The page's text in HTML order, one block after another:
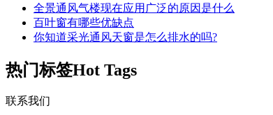
全景通风气楼现在应用广泛的原因是什么
百叶窗有哪些优缺点
你知道采光通风天窗是怎么排水的吗?
热门标签Hot Tags
联系我们